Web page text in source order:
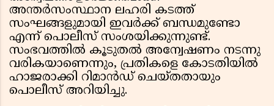
അന്തർസംസ്ഥാന ലഹരി കടത്ത്
സംഘങ്ങളുമായി ഇവർക്ക് ബന്ധമുണ്ടോ
എന്ന് പൊലീസ് സംശയിക്കുന്നുണ്ട്.
സംഭവത്തിൽ കൂടുതൽ അന്വേഷണം നടന്നു
വരികയാണെന്നും, പ്രതികളെ കോടതിയിൽ
ഹാജരാക്കി റിമാൻഡ് ചെയ്തതായും
പൊലീസ് അറിയിച്ചു.